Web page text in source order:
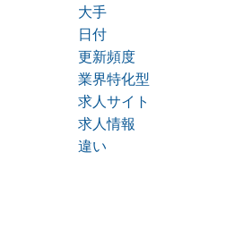
大手
日付
更新頻度
業界特化型
求人サイト
求人情報
違い